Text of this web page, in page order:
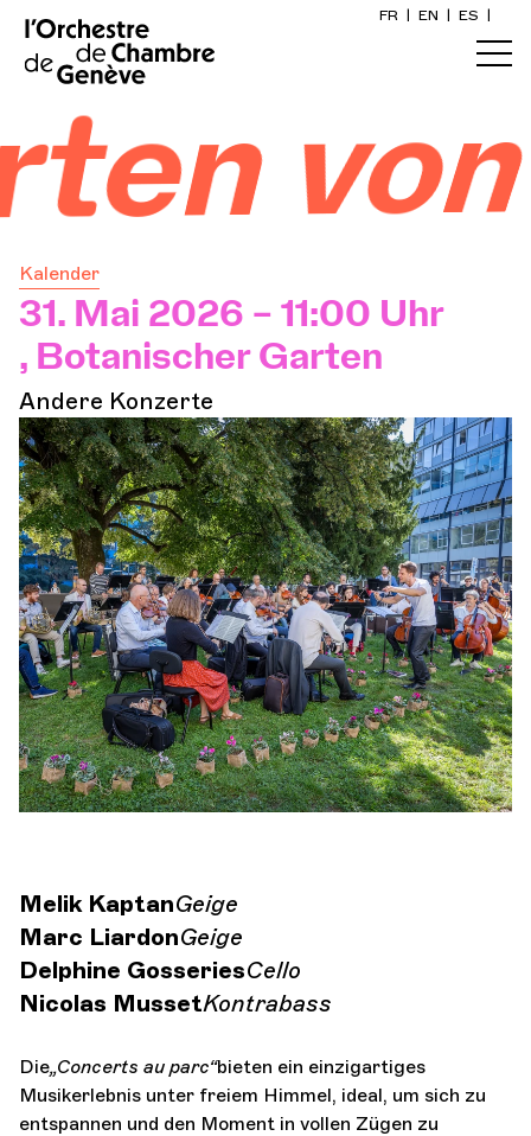
FR EN ES
Kalender
31. Mai 2026 – 11:00 Uhr
, Botanischer Garten
Andere Konzerte
Melik KaptanGeige
Marc LiardonGeige
Delphine GosseriesCello
Nicolas MussetKontrabass
Die„Concerts au parc“bieten ein einzigartiges
Musikerlebnis unter freiem Himmel, ideal, um sich zu
entspannen und den Moment in vollen Zügen zu
Startseite
Kalender
Praktische Infos
Erkunden
Die Konzert-Gazette
Kulturelle Teilhabe
Orchester und Musiker
DIE OCG
Pro-Bereich
Sich anmelden